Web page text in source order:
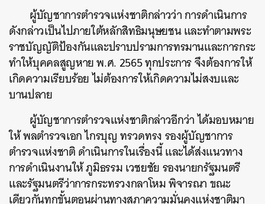
ผู้บัญชาการตำรวจแห่งชาติกล่าวว่า การดำเนินการ
ดังกล่าวเป็นไปภายใต้หลักสิทธิมนุษยชน และทำตามพระ
ราชบัญญัติป้องกันและปราบปรามการทรมานและการกระ
ทำให้บุคคลสูญหาย พ.ศ. 2565 ทุกประการ จึงต้องการให้
เกิดความเรียบร้อย ไม่ต้องการให้เกิดความไม่สงบและ
บานปลาย
ผู้บัญชาการตำรวจแห่งชาติกล่าวอีกว่า ได้มอบหมาย
ให้ พลตำรวจเอก ไกรบุญ ทรวดทรง รองผู้บัญชาการ
ตำรวจแห่งชาติ ดำเนินการในเรื่องนี้ และได้ส่งแนวทาง
การดำเนินงานให้ ภูมิธรรม เวชยชัย รองนายกรัฐมนตรี
และรัฐมนตรีว่าการกระทรวงกลาโหม พิจารณา ขณะ
เดียวกันทุกขั้นตอนผ่านทางสภาความมั่นคงแห่งชาติมา